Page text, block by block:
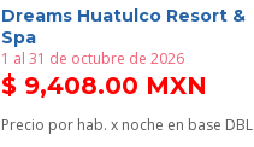
Dreams Huatulco Resort &
Spa
1 al 31 de octubre de 2026
$ 9,408.00 MXN
Precio por hab. x noche en base DBL